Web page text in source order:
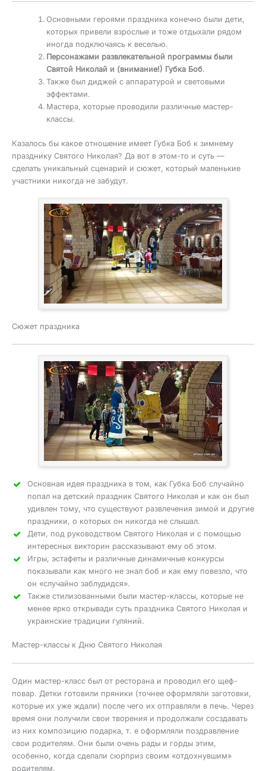
Основными героями праздника конечно были дети,
которых привели взрослые и тоже отдыхали рядом
иногда подключаясь к веселью.
Персонажами развлекательной программы были
Святой Николай и (внимание!) Губка Боб.
Также был диджей с аппаратурой и световыми
эффектами.
Мастера, которые проводили различные мастер-
классы.
Казалось бы какое отношение имеет Губка Боб к зимнему
празднику Святого Николая? Да вот в этом-то и суть —
сделать уникальный сценарий и сюжет, который маленькие
участники никогда не забудут.
Сюжет праздника
Основная идея праздника в том, как Губка Боб случайно
попал на детский праздник Святого Николая и как он был
удивлен тому, что существуют развлечения зимой и другие
праздники, о которых он никогда не слышал.
Дети, под руководством Святого Николая и с помощью
интересных викторин рассказывают ему об этом.
Игры, эстафеты и различные динамичные конкурсы
показывали как много не знал боб и как ему повезло, что
он «случайно заблудидся».
Также стилизованными были мастер-классы, которые не
менее ярко открывади суть праздника Святого Николая и
украинские традиции гуляний.
Мастер-классы к Дню Святого Николая
Один мастер-класс был от ресторана и проводил его щеф-
повар. Детки готовили пряники (точнее оформляли заготовки,
которые их уже ждали) после чего их отправляли в печь. Через
время они получили свои творения и продолжали сосздавать
из них композицию подарка, т. е оформляли поздравление
свои родителям. Они были очень рады и горды этим,
особенно, когда сделали сюрприз своим «отдохнувшим»
родителям.